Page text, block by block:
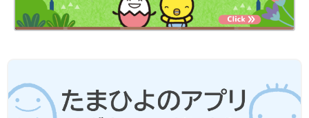
前の話
吉田明世 第2子妊娠
も突然の出血…。喜
一覧
次の話
第2子出産の吉田明世
さかごのため、帝王切